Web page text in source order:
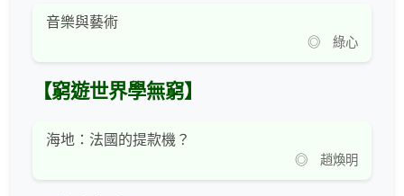
音樂與藝術
◎ 綠心
【窮遊世界學無窮】
海地：法國的提款機？
◎ 趙煥明